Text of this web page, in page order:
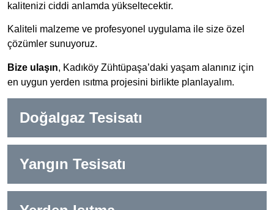
Doğalgaz Tesisatı
Yangın Tesisatı
kalitenizi ciddi anlamda yükseltecektir.
Kaliteli malzeme ve profesyonel uygulama ile size özel
çözümler sunuyoruz.
Bize ulaşın, Kadıköy Zühtüpaşa’daki yaşam alanınız için
en uygun yerden ısıtma projesini birlikte planlayalım.